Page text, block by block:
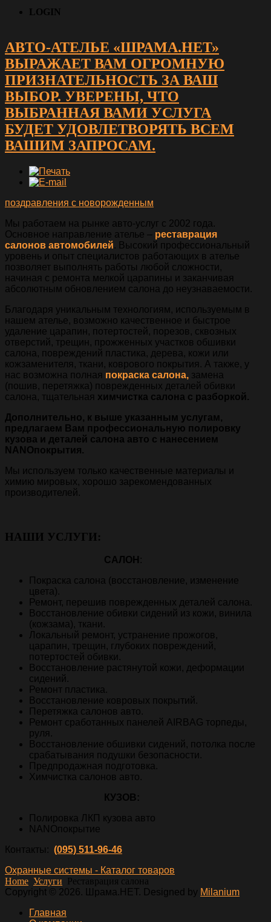
LOGIN
АВТО-АТЕЛЬЕ «ШРАМА.НЕТ»
ВЫРАЖАЕТ ВАМ ОГРОМНУЮ
ПРИЗНАТЕЛЬНОСТЬ ЗА ВАШ
ВЫБОР. УВЕРЕНЫ, ЧТО
ВЫБРАННАЯ ВАМИ УСЛУГА
БУДЕТ УДОВЛЕТВОРЯТЬ ВСЕМ
ВАШИМ ЗАПРОСАМ.
поздравления с новорожденным
Мы работаем на рынке авто-услуг с 2002 года.
Основное направление ателье – реставрация
салонов автомобилей. Высокий профессиональный
уровень и опыт специалистов работающих в ателье
позволяет выполнять работы любой сложности,
начиная с ремонта мелкой царапины и заканчивая
абсолютным обновлением салона до неузнаваемости.
Благодаря уникальным технологиям, используемым в
нашем ателье, возможно качественное и быстрое
удаление царапин, потертостей, порезов, сквозных
отверстий, трещин, прожженных участков обшивки
салона, повреждений пластика, дерева, кожи или
кожзаменителя, ткани, коврового покрытия. А также, у
нас возможна полная покраска салона, замена
(пошив, перетяжка) поврежденных деталей обивки
салона, тщательная химчистка салона с разборкой.
Дополнительно, к выше указанным услугам,
предлагаем Вам профессиональную полировку
кузова и деталей салона авто с нанесением
NANOпокрытия.
Мы используем только качественные материалы и
химию мировых, хорошо зарекомендованных
производителей.
НАШИ УСЛУГИ:
САЛОН :
Покраска салона (восстановление, изменение
цвета).
Ремонт, перешив поврежденных деталей салона.
Восстановление обивки сидений из кожи, винила
(кожзама), ткани.
Локальный ремонт, устранение прожогов,
царапин, трещин, глубоких повреждений,
потертостей обивки.
Восстановление растянутой кожи, деформации
сидений.
Ремонт пластика.
Восстановление ковровых покрытий.
Перетяжка салонов авто.
Ремонт сработанных панелей AIRBAG торпеды,
руля.
Восстановление обшивки сидений, потолка после
срабатывания подушки безопасности.
Предпродажная подготовка.
Химчистка салонов авто.
КУЗОВ:
Полировка ЛКП кузова авто
NANOпокрытие
Контакты: (095) 511-96-46‎
Охранные системы - Каталог товаров
Home Услуги
Реставрация салона
Copyright © 2026. Шрама.НЕТ. Designed by Milanium
Главная